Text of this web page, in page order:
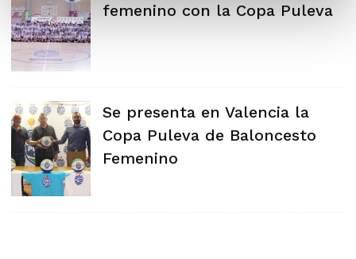
femenino con la Copa Puleva
Se presenta en Valencia la
Copa Puleva de Baloncesto
Femenino